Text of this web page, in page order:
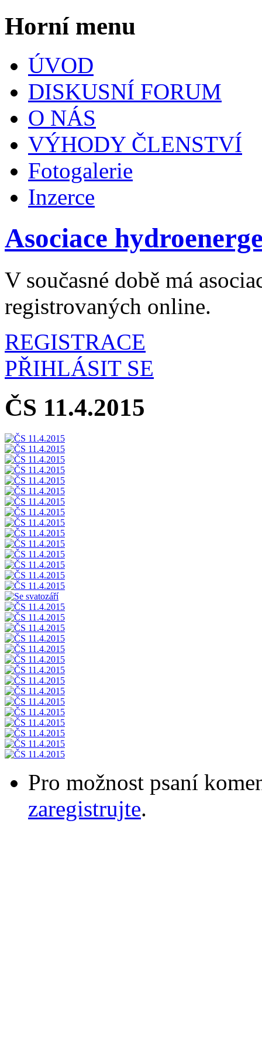
Horní menu
ÚVOD
DISKUSNÍ FORUM
O NÁS
VÝHODY ČLENSTVÍ
Fotogalerie
Inzerce
Asociace
V současné době má
registrovaných online.
REGISTRACE
PŘIHLÁSIT SE
ČS 11.4.2015
Pro možnost psaní
zaregistrujte.